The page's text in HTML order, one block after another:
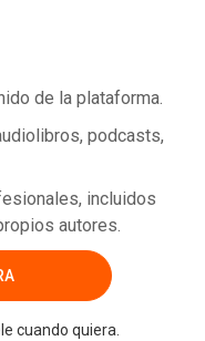
de la plataforma.
podcasts,
incluidos
autores.
cuando quiera.